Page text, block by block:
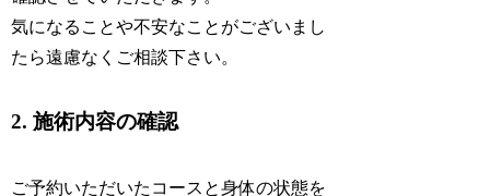
気になることや不安なことがございまし
たら遠慮なくご相談下さい。
2. 施術内容の確認
ご予約いただいたコースと身体の状態を